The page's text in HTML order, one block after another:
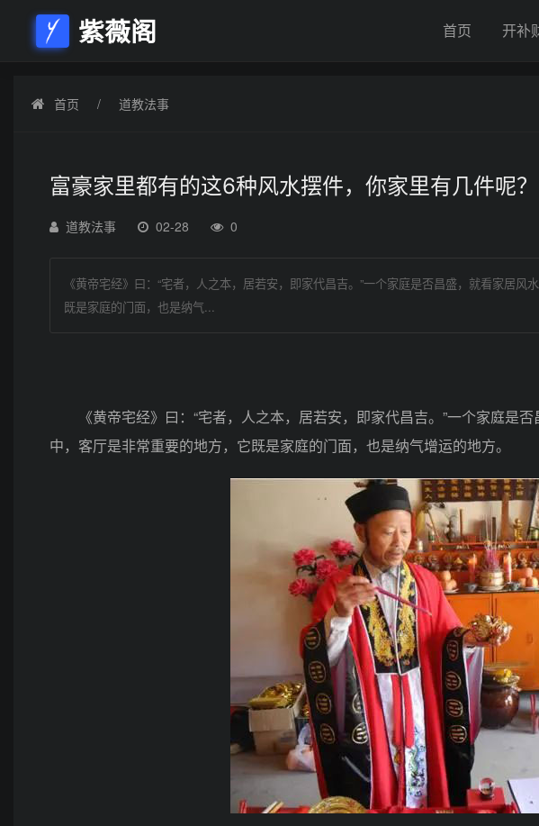
紫薇阁 首页 开补
首页 道教法事
富豪家里都有的这6种风水摆件，你家里有几件呢？
道教法事 02-28 0
《黄帝宅经》曰：“宅者，人之本，居若安，即家代昌吉。”一个家庭是否昌盛，就看家居
既是家庭的门面，也是纳气...
《黄帝宅经》曰：“宅者，人之本，居若安，即家代昌吉。”一个家庭是
中，客厅是非常重要的地方，它既是家庭的门面，也是纳气增运的地方。